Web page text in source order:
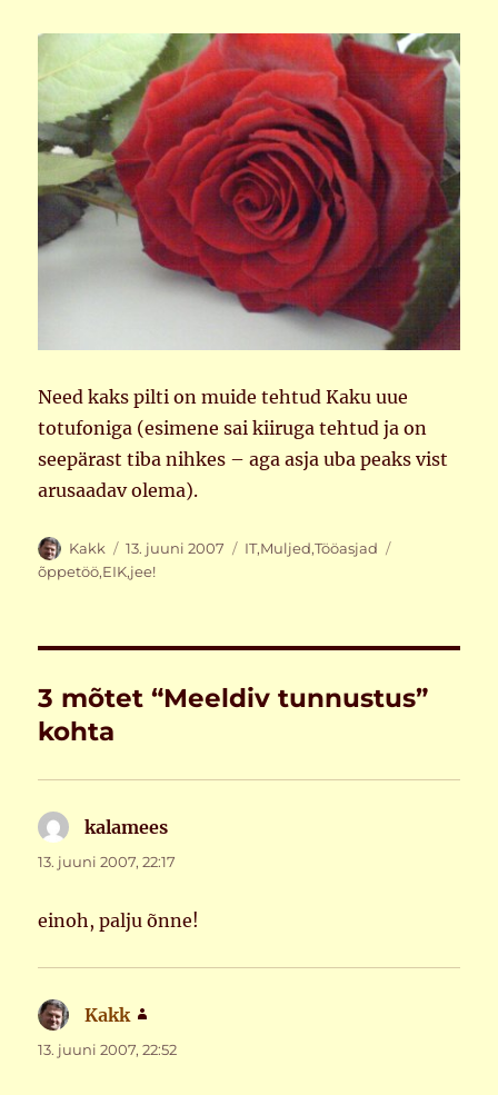
Need kaks pilti on muide tehtud Kaku uue
totufoniga (esimene sai kiiruga tehtud ja on
seepärast tiba nihkes – aga asja uba peaks vist
arusaadav olema).
Autor
Kakk Postitatud
13. juuni 2007 Rubriigid
IT,Muljed,Tööasjad
õppetöö,EIK,jee!
3 mõtet “Meeldiv tunnustus”
kohta
kalamees
13. juuni 2007, 22:17
einoh, palju õnne!
Kakk
13. juuni 2007, 22:52